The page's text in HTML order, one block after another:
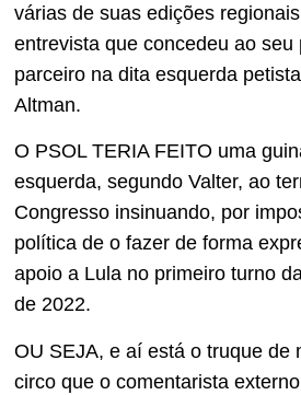
várias de suas edições
entrevista que concedeu ao seu
parceiro na dita esquerda
Altman.
O PSOL TERIA FEITO uma
esquerda, segundo Valter, ao
Congresso insinuando, por
política de o fazer de forma
apoio a Lula no primeiro turno
de 2022.
OU SEJA, e aí está o truque de
circo que o comentarista